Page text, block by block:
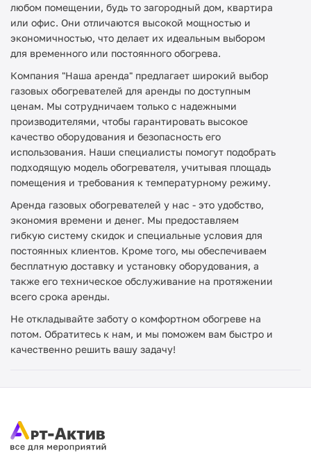
любом помещении, будь то загородный дом, квартира
или офис. Они отличаются высокой мощностью и
экономичностью, что делает их идеальным выбором
для временного или постоянного обогрева.
Компания "Наша аренда" предлагает широкий выбор
газовых обогревателей для аренды по доступным
ценам. Мы сотрудничаем только с надежными
производителями, чтобы гарантировать высокое
качество оборудования и безопасность его
использования. Наши специалисты помогут подобрать
подходящую модель обогревателя, учитывая площадь
помещения и требования к температурному режиму.
Аренда газовых обогревателей у нас - это удобство,
экономия времени и денег. Мы предоставляем
гибкую систему скидок и специальные условия для
постоянных клиентов. Кроме того, мы обеспечиваем
бесплатную доставку и установку оборудования, а
также его техническое обслуживание на протяжении
всего срока аренды.
Не откладывайте заботу о комфортном обогреве на
потом. Обратитесь к нам, и мы поможем вам быстро и
качественно решить вашу задачу!